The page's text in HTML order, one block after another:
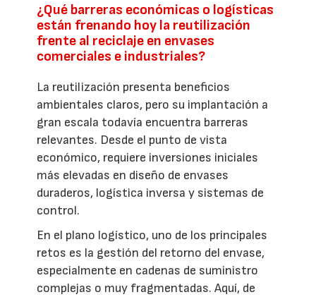
¿Qué barreras económicas o logísticas
están frenando hoy la reutilización
frente al reciclaje en envases
comerciales e industriales?
La reutilización presenta beneficios
ambientales claros, pero su implantación a
gran escala todavía encuentra barreras
relevantes. Desde el punto de vista
económico, requiere inversiones iniciales
más elevadas en diseño de envases
duraderos, logística inversa y sistemas de
control.
En el plano logístico, uno de los principales
retos es la gestión del retorno del envase,
especialmente en cadenas de suministro
complejas o muy fragmentadas. Aquí, de